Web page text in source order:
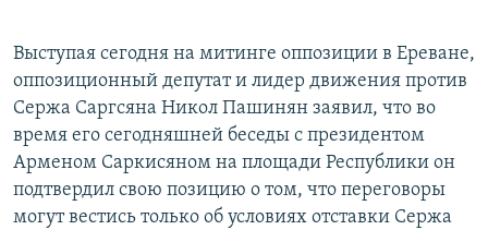
Выступая сегодня на митинге оппозиции в Ереване,
оппозиционный депутат и лидер движения против
Сержа Саргсяна Никол Пашинян заявил, что во
время его сегодняшней беседы с президентом
Арменом Саркисяном на площади Республики он
подтвердил свою позицию о том, что переговоры
могут вестись только об условиях отставки Сержа